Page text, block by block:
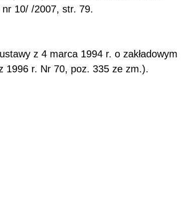
nr 10/ /2007, str. 79.
z 4 marca 1994 r. o zakładowym
1996 r. Nr 70, poz. 335 ze zm.).